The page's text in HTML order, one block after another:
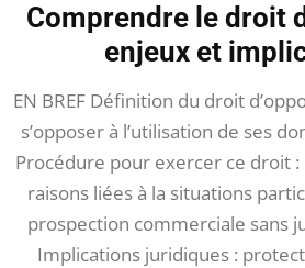
Comprendre le droit
enjeux et
EN BREF Définition du droit
s’opposer à l’utilisation de ses
Procédure pour exercer ce droit
raisons liées à la situations
prospection commerciale sans
Implications juridiques :